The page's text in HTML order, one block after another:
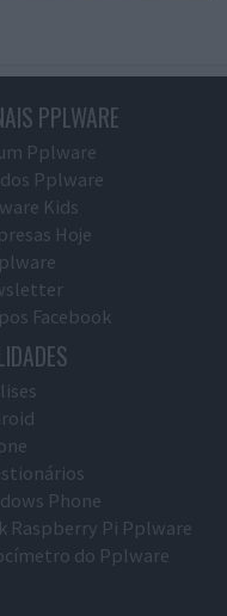
PPLWARE
Pplware
Pplware
Kids
Hoje
Facebook
Phone
Raspberry Pi Pplware
do Pplware